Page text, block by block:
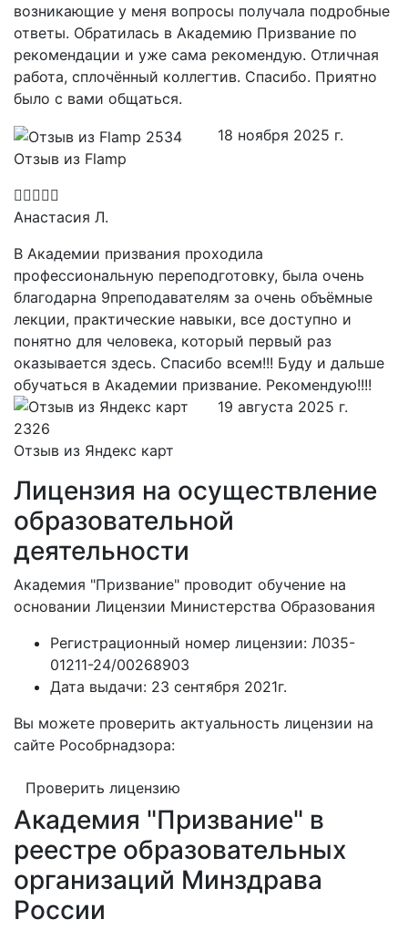
возникающие у меня вопросы получала подробные
ответы. Обратилась в Академию Призвание по
рекомендации и уже сама рекомендую. Отличная
работа, сплочённый коллегтив. Спасибо. Приятно
было с вами общаться.
Отзыв из Flamp
18 ноября 2025 г.
Анастасия Л.
В Академии призвания проходила
профессиональную переподготовку, была очень
благодарна 9преподавателям за очень объёмные
лекции, практические навыки, все доступно и
понятно для человека, который первый раз
оказывается здесь. Спасибо всем!!! Буду и дальше
обучаться в Академии призвание. Рекомендую!!!!
Отзыв из Яндекс карт
19 августа 2025 г.
Лицензия на осуществление
образовательной
деятельности
Академия "Призвание" проводит обучение на
основании Лицензии Министерства Образования
Регистрационный номер лицензии: Л035-
01211-24/00268903
Дата выдачи: 23 сентября 2021г.
Вы можете проверить актуальность лицензии на
сайте Рособрнадзора:
Проверить лицензию
Академия "Призвание" в
реестре образовательных
организаций Минздрава
России